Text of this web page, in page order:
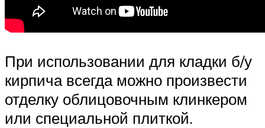
При использовании для кладки б/у
кирпича всегда можно произвести
отделку облицовочным клинкером
или специальной плиткой.